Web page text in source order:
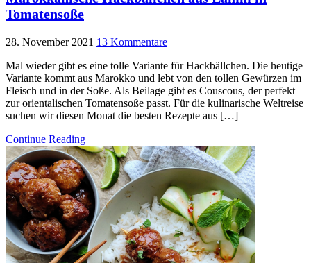
Tomatensoße
28. November 2021 13 Kommentare
Mal wieder gibt es eine tolle Variante für Hackbällchen. Die heutige
Variante kommt aus Marokko und lebt von den tollen Gewürzen im
Fleisch und in der Soße. Als Beilage gibt es Couscous, der perfekt
zur orientalischen Tomatensoße passt. Für die kulinarische Weltreise
suchen wir diesen Monat die besten Rezepte aus […]
Continue Reading